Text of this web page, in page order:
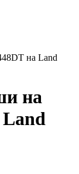
на Land
на
Land